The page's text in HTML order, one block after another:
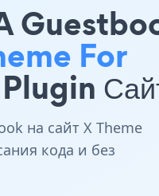
For
Plugin
на сайт X Theme
кода и без